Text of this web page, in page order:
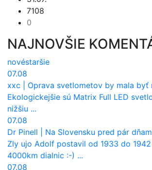
7108
0
NAJNOVŠIE
novéstaršie
07.08
xxc
Oprava svetlometov by mala byť normou. Jeden nový dnes
Ekologickejšie sú Matrix Full LED
nižšiu ...
07.08
Dr Pinell
Na Slovensku pred pár dňami otvorili
Zly ujo Adolf postavil od 1933 do
4000km dialnic :-) ...
07.08